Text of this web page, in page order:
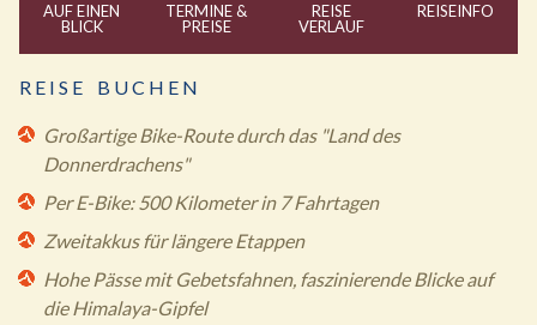
AUF EINEN
BLICK
TERMINE &
PREISE
REISE
VERLAUF
REISEINFO
R E I S E B U C H E N
Großartige Bike-Route durch das "Land des
Donnerdrachens"
Per E-Bike: 500 Kilometer in 7 Fahrtagen
Zweitakkus für längere Etappen
Hohe Pässe mit Gebetsfahnen, faszinierende Blicke auf
die Himalaya-Gipfel